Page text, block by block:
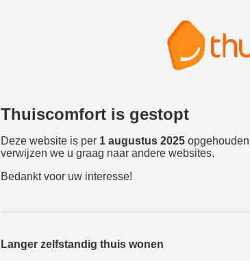
Thuiscomfort is gestopt
Deze website is per 1 augustus 2025opgehouden
verwijzen we u graag naar andere websites.
Bedankt voor uw interesse!
Langer zelfstandig thuis wonen